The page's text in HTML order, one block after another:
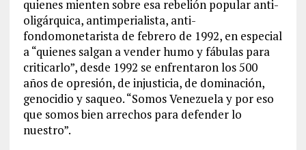
quienes mienten sobre esa rebelión popular anti-
oligárquica, antimperialista, anti-
fondomonetarista de febrero de 1992, en especial
a “quienes salgan a vender humo y fábulas para
criticarlo”, desde 1992 se enfrentaron los 500
años de opresión, de injusticia, de dominación,
genocidio y saqueo. “Somos Venezuela y por eso
que somos bien arrechos para defender lo
nuestro”.